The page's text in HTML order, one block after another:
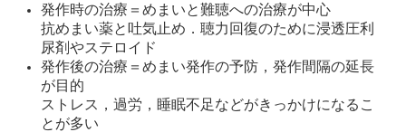
発作時の治療＝めまいと難聴への治療が中心
抗めまい薬と吐気止め．聴力回復のために浸透圧利
尿剤やステロイド
発作後の治療＝めまい発作の予防，発作間隔の延長
が目的
ストレス，過労，睡眠不足などがきっかけになるこ
とが多い